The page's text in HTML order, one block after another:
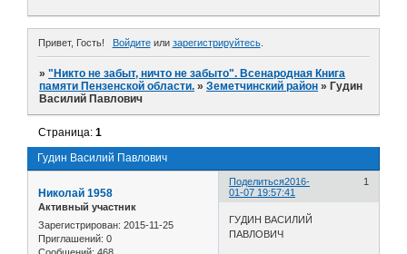
Привет, Гость! Войдитеили зарегистрируйтесь.
»"Никто не забыт, ничто не забыто". Всенародная Книга
памяти Пензенской области. »Земетчинский район » Гудин
Василий Павлович
Гудин Василий Павлович
Страница:1
Поделиться 1
2016-
01-07 19:57:41
Николай 1958
Активный участник
Зарегистрирован: 2015-11-25
Приглашений: 0
ГУДИН ВАСИЛИЙ
ПАВЛОВИЧ